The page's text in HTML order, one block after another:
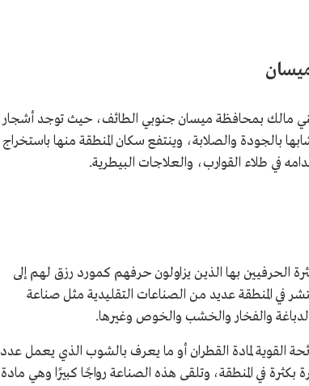
مالك بمحافظة ميسان جنوبي الطائف، حيث توجد أشجار
بالجودة والصلابة، وينتفع سكان المنطقة منها باستخراج
في طلاء القوارب، والعلاجات البيطرية.
الحرفيين بها الذين يزاولون حرفهم كمورد رزق لهم إلى
في المنطقة عديد من الصناعات التقليدية مثل صناعة
والفخار والخشب والخوص وغيرها.
القوية لمادة القطران أو ما يعرف بالشوب الذي يعمل عدد
في المنطقة، وتلقى هذه الصناعة رواجًا كبيرًا وهي مادة